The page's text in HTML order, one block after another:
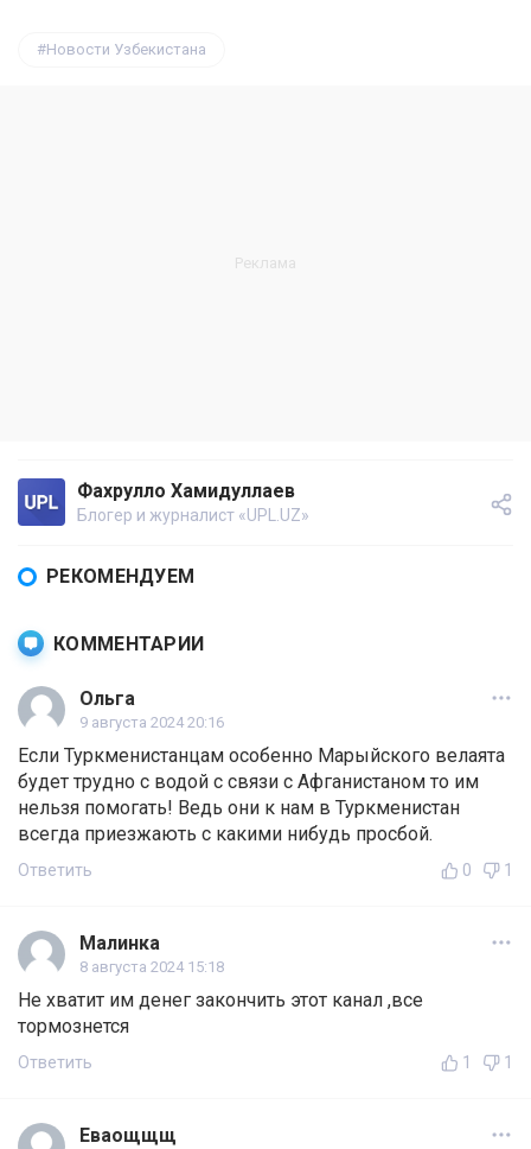
Новости Узбекистана
Фахрулло Хамидуллаев
Блогер и журналист «UPL.UZ»
РЕКОМЕНДУЕМ
КОММЕНТАРИИ
Ольга
9 августа 2024 20:16
Если Туркменистанцам особенно Марыйского велаята
будет трудно с водой с связи с Афганистаном то им
нельзя помогать! Ведь они к нам в Туркменистан
всегда приезжають с какими нибудь просбой.
Ответить 0 1
Малинка
8 августа 2024 15:18
Не хватит им денег закончить этот канал ,все
тормознется
Ответить 1 1
Еваощщщ